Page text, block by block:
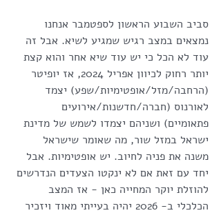
סביב השבוע הראשון לספטמבר אנחנו
נמצאים במצב רגיש שמגיע לשיא. אבל זה
עוד לא הכל כי יש עוד שיא אחר והוא קצת
יותר רחוק לכיוון אפריל 2024, אז יופיטר
(הרחבה/מזל/אופטימיות/שפע) יצמד
לאורנוס (חברה/חדשנות/אירועים
פתאומיים) ושניהם יצמדו לשמש של מדינת
ישראל במזל שור, מה שאומר שישראל
משנה את פניה לחיוב. יש אופטימיות. אבל
יחד עם זאת אם לא ינקטו הצעדים הנדרשים
להוזלת יוקר המחייה כאן - אז המצב
הכלכלי ב- 2026 יהיה בעייתי מאוד ויזכיר